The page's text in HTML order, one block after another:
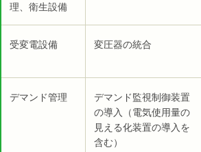
理、衛生設備
受変電設備 変圧器の統合
デマンド管理
デマンド監視制御装置
の導入（電気使用量の
見える化装置の導入を
含む）